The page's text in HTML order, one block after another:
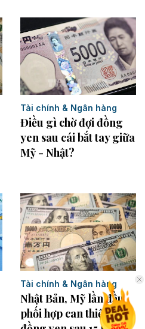
Tài chính & Ngân hàng
Điều gì chờ đợi đồng
yen sau cái bắt tay giữa
Mỹ - Nhật?
Tài chính & Ngân hàng
Nhật Bản, Mỹ lần đầu
phối hợp can thiệp mua